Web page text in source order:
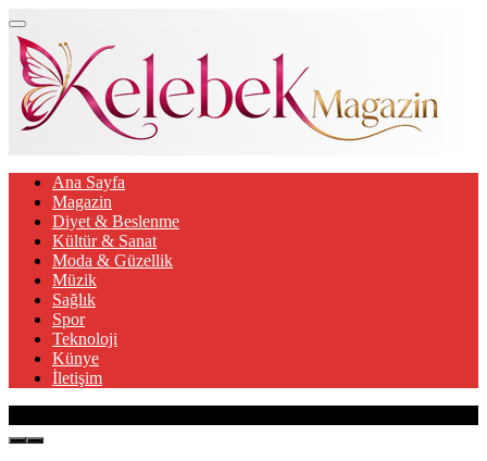
Ana Sayfa
Magazin
Diyet & Beslenme
Kültür & Sanat
Moda & Güzellik
Müzik
Sağlık
Spor
Teknoloji
Künye
İletişim